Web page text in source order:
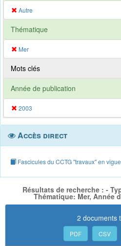
Autre
Thématique
Mer
Mots clés
Année de publication
2003
Accès direct
Fascicules du CCTG "travaux" en
Résultats de recherche : -
Thématique: Mer, Année
2 documents
PDF CSV